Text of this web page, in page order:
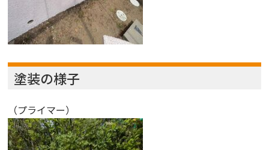
塗装の様子
（プライマー）